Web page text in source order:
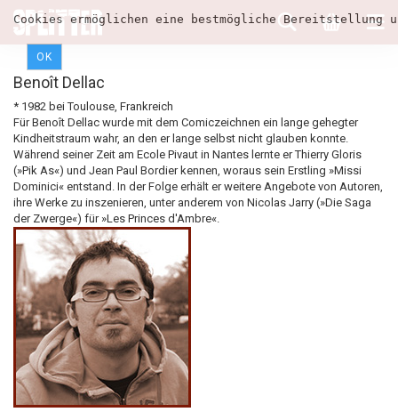
Cookies ermöglichen eine bestmögliche
OK
Benoît Dellac
* 1982 bei Toulouse, Frankreich
Für Benoît Dellac wurde mit dem Comiczeichnen ein lange gehegter
Kindheitstraum wahr, an den er lange selbst nicht glauben konnte.
Während seiner Zeit am Ecole Pivaut in Nantes lernte er Thierry Gloris
(»Pik As«) und Jean Paul Bordier kennen, woraus sein Erstling »Missi
Dominici« entstand. In der Folge erhält er weitere Angebote von Autoren,
ihre Werke zu inszenieren, unter anderem von Nicolas Jarry (»Die Saga
der Zwerge«) für »Les Princes d'Ambre«.